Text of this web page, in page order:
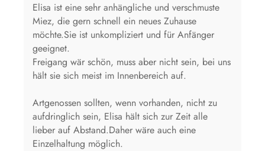
Elisa ist eine sehr anhängliche und verschmuste
Miez, die gern schnell ein neues Zuhause
möchte.Sie ist unkompliziert und für Anfänger
geeignet.
Freigang wär schön, muss aber nicht sein, bei uns
hält sie sich meist im Innenbereich auf.
Artgenossen sollten, wenn vorhanden, nicht zu
aufdringlich sein, Elisa hält sich zur Zeit alle
lieber auf Abstand.Daher wäre auch eine
Einzelhaltung möglich.